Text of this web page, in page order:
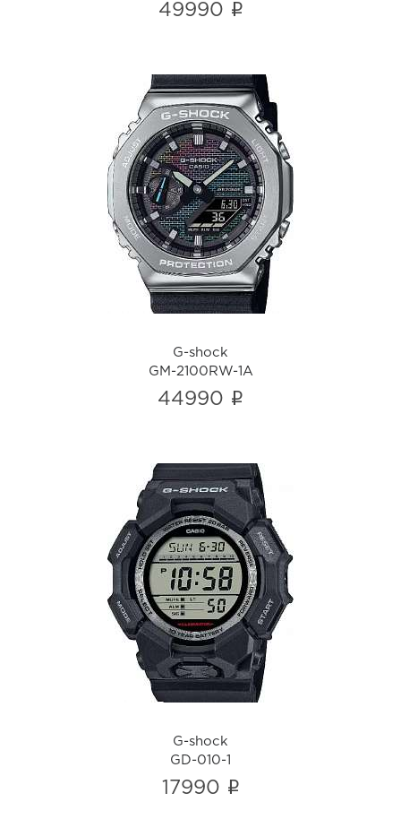
49990 i
G-shock
GM-2100RW-1A
i
G-shock
GM-2100RW-1A
44990 i
G-shock
GD-010-1
i
G-shock
GD-010-1
17990 i